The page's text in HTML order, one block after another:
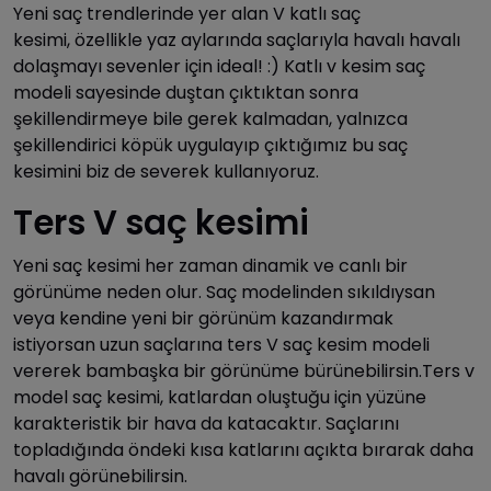
Yeni saç trendlerinde yer alan V katlı saç
kesimi, özellikle yaz aylarında saçlarıyla havalı havalı
dolaşmayı sevenler için ideal! :) Katlı v kesim saç
modeli sayesinde duştan çıktıktan sonra
şekillendirmeye bile gerek kalmadan, yalnızca
şekillendirici köpük uygulayıp çıktığımız bu saç
kesimini biz de severek kullanıyoruz.
Ters V saç kesimi
Yeni saç kesimi her zaman dinamik ve canlı bir
görünüme neden olur. Saç modelinden sıkıldıysan
veya kendine yeni bir görünüm kazandırmak
istiyorsan uzun saçlarına ters V saç kesim modeli
vererek bambaşka bir görünüme bürünebilirsin.Ters v
model saç kesimi, katlardan oluştuğu için yüzüne
karakteristik bir hava da katacaktır. Saçlarını
topladığında öndeki kısa katlarını açıkta bırarak daha
havalı görünebilirsin.